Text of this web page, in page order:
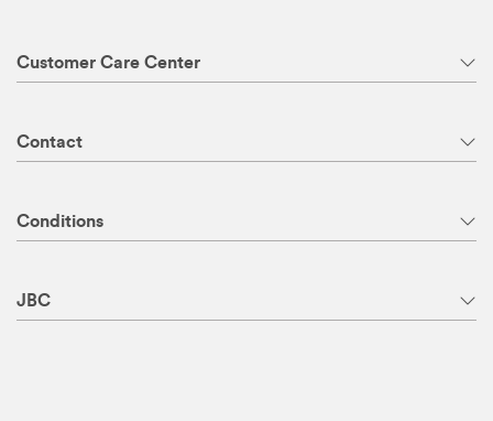
Customer Care Center
Contact
Conditions
JBC